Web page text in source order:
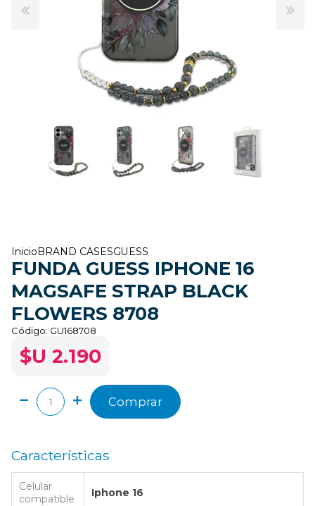
Inicio BRAND CASESGUESS
FUNDA GUESS IPHONE 16
MAGSAFE STRAP BLACK
FLOWERS 8708
Código: GU168708
$U 2.190
Comprar
Características
Celular
compatible
Iphone 16